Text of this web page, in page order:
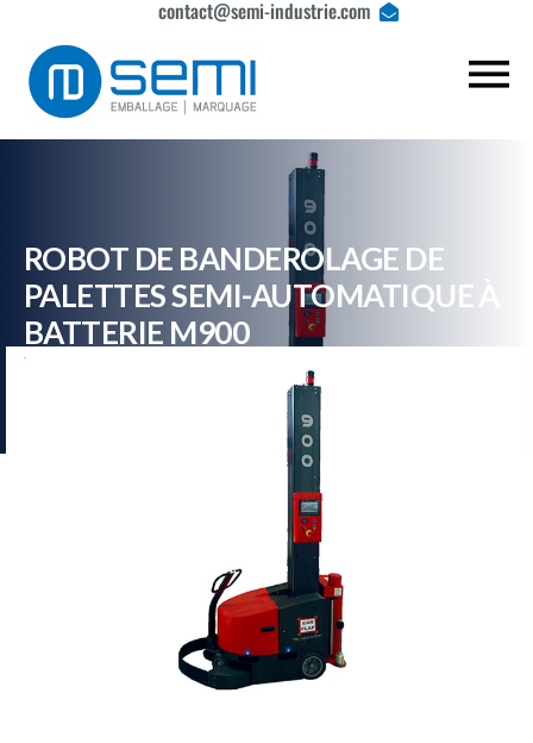
contact@semi-industrie.com
ROBOT DE BANDEROLAGE DE
PALETTES SEMI-AUTOMATIQUE À
BATTERIE M900